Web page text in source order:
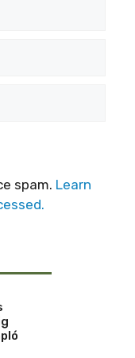
spam. Learn